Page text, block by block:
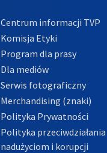
Centrum informacji TVP
Komisja Etyki
Program dla prasy
Dla mediów
Serwis fotograficzny
Merchandising (znaki)
Polityka Prywatności
Polityka przeciwdziałania
nadużyciom i korupcji